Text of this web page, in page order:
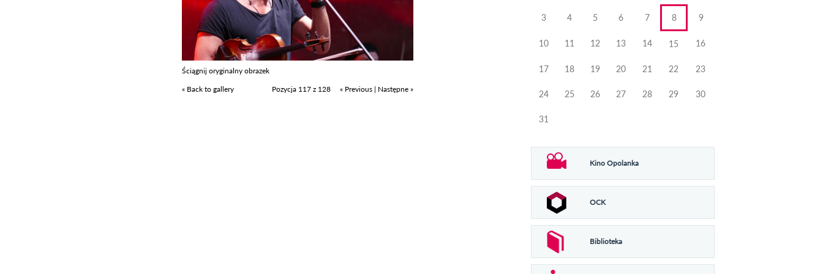
Ściągnij oryginalny obrazek
« Back to gallery
Pozycja 117 z 128 « Previous | Następne »
3 4 5 6 7 8 9
10 11 12 13 14 15 16
17 18 19 20 21 22 23
24 25 26 27 28 29 30
31
Kino Opolanka
OCK
Biblioteka